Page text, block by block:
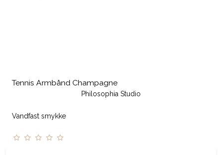
Tennis Armbånd Champagne
Philosophia Studio
Vandfast smykke